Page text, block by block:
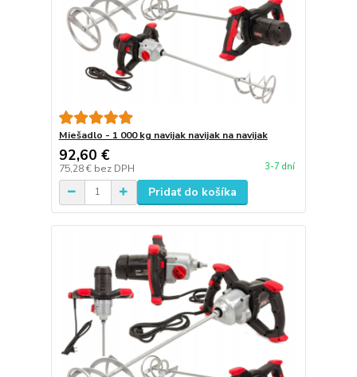
Miešadlo - 1 000 kg navijak navijak na navijak
92,60 €
75,28 € bez DPH 3-7 dní
Pridať do košíka